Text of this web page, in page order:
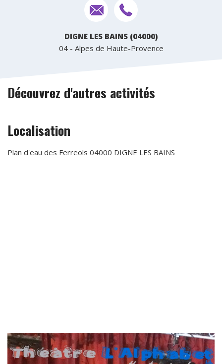
DIGNE LES BAINS (04000)
04 - Alpes de Haute-Provence
Découvrez d'autres activités
Localisation
Plan d'eau des Ferreols 04000 DIGNE LES BAINS